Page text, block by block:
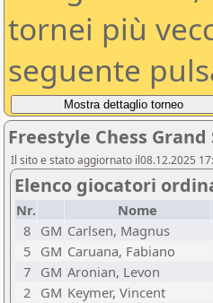
tornei più
seguente
Freestyle Chess Grand
Il sito e stato aggiornato il08.12.2025
Elenco giocatori
Nr. Nome
8
GM Carlsen, Magnus
5
GM Caruana, Fabiano
7
GM Aronian, Levon
2
GM Keymer, Vincent